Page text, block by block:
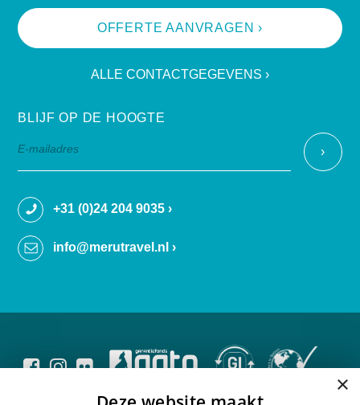
OFFERTE AANVRAGEN ›
ALLE CONTACTGEGEVENS ›
+31 (0)24 204 9035 ›
info@merutravel.nl ›
BLIJF OP DE HOOGTE
×